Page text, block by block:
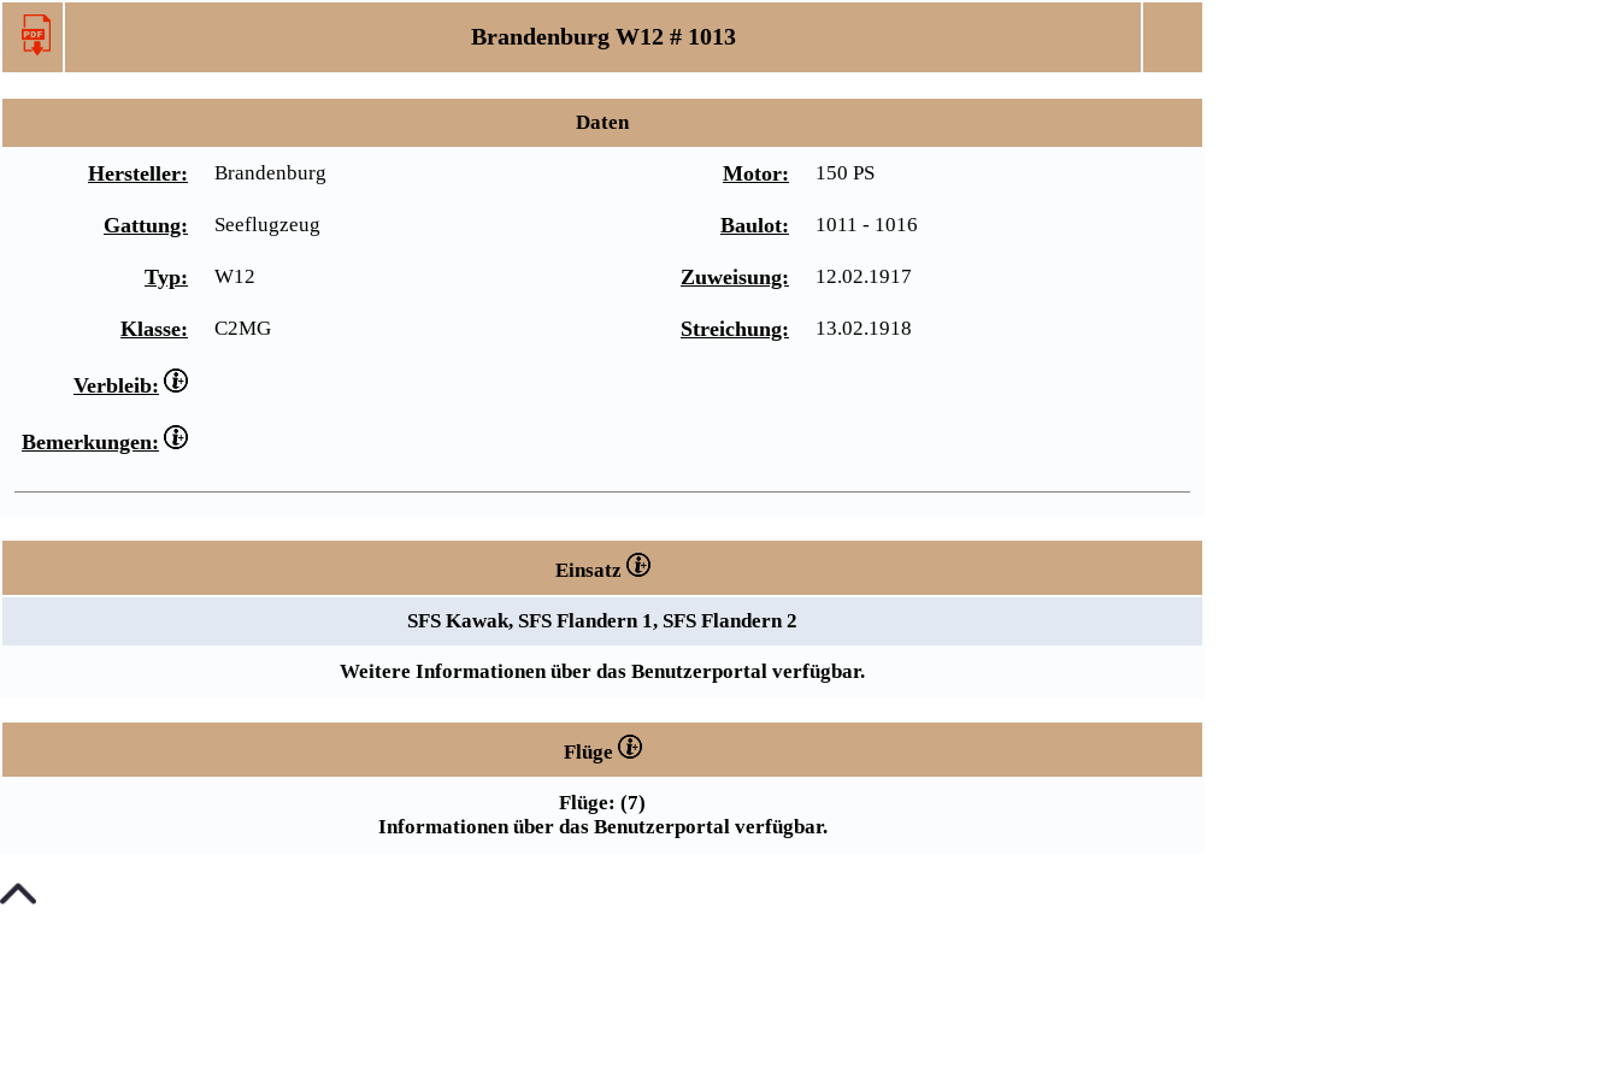
Brandenburg W12 # 1013
Daten
Hersteller: Brandenburg Motor: 150 PS
Gattung: Seeflugzeug Baulot: 1011 - 1016
Typ: W12 Zuweisung: 12.02.1917
Klasse: C2MG Streichung: 13.02.1918
Verbleib:
Bemerkungen:
Einsatz
SFS Kawak, SFS Flandern 1, SFS Flandern 2
Weitere Informationen über das Benutzerportal verfügbar.
Flüge
Flüge: (7)
Informationen über das Benutzerportal verfügbar.